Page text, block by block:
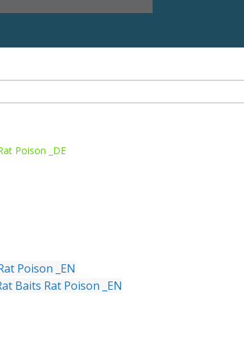
Poison _DE
Poison _EN
Baits Rat Poison _EN